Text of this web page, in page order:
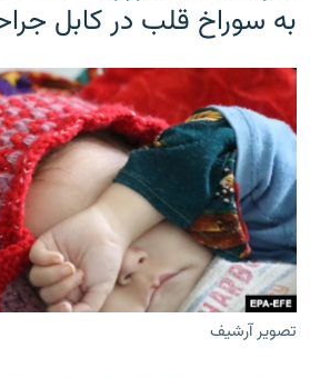
به سوراخ قلب در کابل
تصویر آرشیف